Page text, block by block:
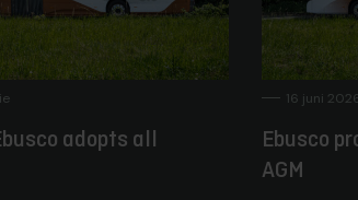
adopts all
16 juni
Ebusco
AGM